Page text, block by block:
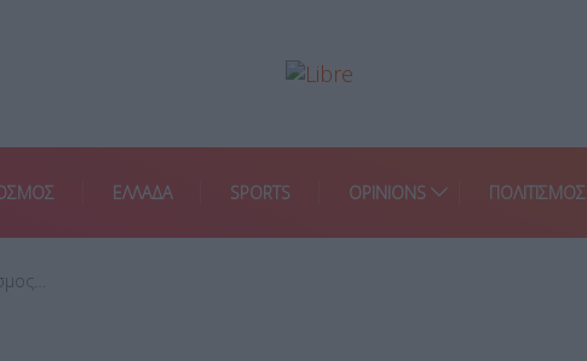
ΕΛΛΑΔΑ SPORTS OPINIONS ΠΟΛΙΤΙΣΜΟΣ